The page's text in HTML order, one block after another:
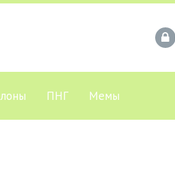
ПНГ Мемы